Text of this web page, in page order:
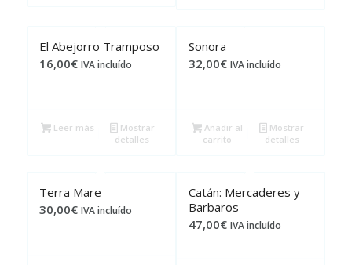
El Abejorro Tramposo
16,00€ IVA incluído
Leer más
Mostrar
detalles
Sonora
32,00€ IVA incluído
Añadir al
carrito
Mostrar
detalles
Terra Mare
30,00€ IVA incluído
Catán: Mercaderes y
Barbaros
47,00€ IVA incluído